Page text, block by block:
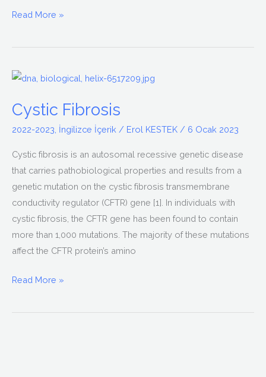
Read More »
Cystic Fibrosis
2022-2023, İngilizce İçerik / Erol KESTEK / 6 Ocak 2023
Cystic fibrosis is an autosomal recessive genetic disease
that carries pathobiological properties and results from a
genetic mutation on the cystic fibrosis transmembrane
conductivity regulator (CFTR) gene [1]. In individuals with
cystic fibrosis, the CFTR gene has been found to contain
more than 1,000 mutations. The majority of these mutations
affect the CFTR protein’s amino
Cystic
Read More »